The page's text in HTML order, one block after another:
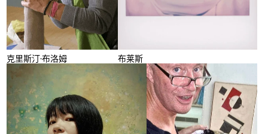
克里斯汀·布洛姆
布莱斯
鲁道夫·贝格尔